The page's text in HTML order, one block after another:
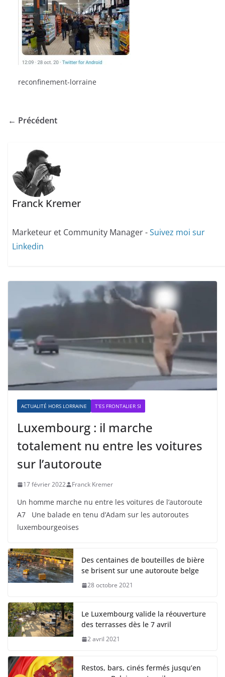
reconfinement-lorraine
← Précédent
Franck Kremer
Marketeur et Community Manager -Suivez moi sur
Linkedin
ACTUALITÉ HORS LORRAINE T'ES FRONTALIER SI
Luxembourg : il marche
totalement nu entre les voitures
sur l’autoroute
17 février 2022 Franck Kremer
Un homme marche nu entre les voitures de l’autoroute
A7 Une balade en tenu d’Adam sur les autoroutes
luxembourgeoises
Des centaines de bouteilles de bière
se brisent sur une autoroute belge
28 octobre 2021
Le Luxembourg valide la réouverture
des terrasses dès le 7 avril
2 avril 2021
Restos, bars, cinés fermés jusqu’en